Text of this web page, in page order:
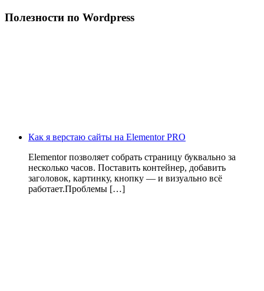
Полезности по Wordpress
Как я верстаю сайты на Elementor PRO
Elementor позволяет собрать страницу буквально за
несколько часов. Поставить контейнер, добавить
заголовок, картинку, кнопку — и визуально всё
работает.Проблемы […]